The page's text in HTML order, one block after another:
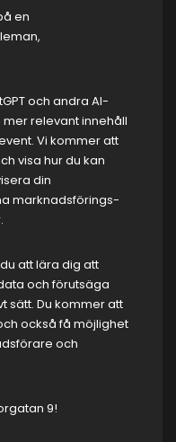
en
och andra AI-
relevant innehåll
Vi kommer att
visa hur du kan
din
marknadsförings-
att lära dig att
och förutsäga
sätt. Du kommer att
också få möjlighet
och
9!